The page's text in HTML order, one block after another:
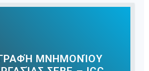
ΜΝΗΜΟΝΊΟΥ